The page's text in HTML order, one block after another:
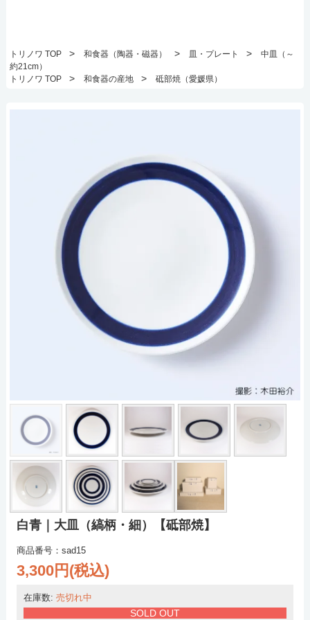
トリノワ TOP > 和食器（陶器・磁器） > 皿・プレート >
中皿（～
約21cm）
トリノワ TOP
> 和食器の産地 > 砥部焼（愛媛県）
白青｜大皿（縞柄・細）【砥部焼】
商品番号：sad15
3,300円(税込)
在庫数: 売切れ中
SOLD OUT